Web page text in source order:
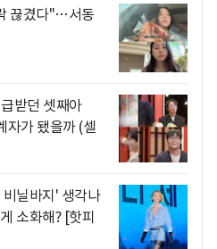
끊겼다"…서동
받던 셋째아
자가 됐을까 (셀
닐바지' 생각나
소화해? [핫피